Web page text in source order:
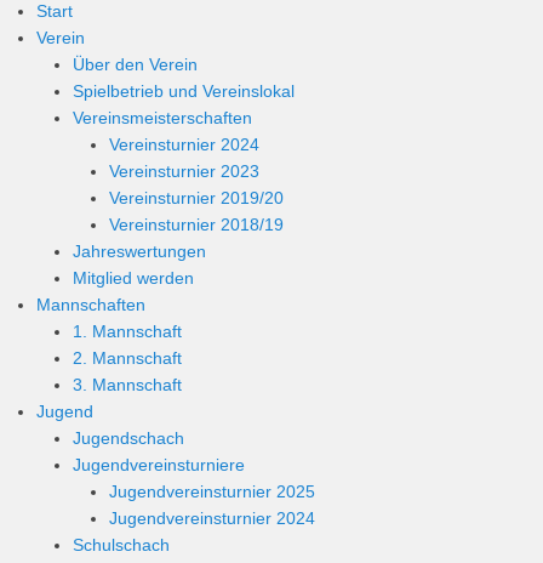
Start
Verein
Über den Verein
Spielbetrieb und Vereinslokal
Vereinsmeisterschaften
Vereinsturnier 2024
Vereinsturnier 2023
Vereinsturnier 2019/20
Vereinsturnier 2018/19
Jahreswertungen
Mitglied werden
Mannschaften
1. Mannschaft
2. Mannschaft
3. Mannschaft
Jugend
Jugendschach
Jugendvereinsturniere
Jugendvereinsturnier 2025
Jugendvereinsturnier 2024
Schulschach